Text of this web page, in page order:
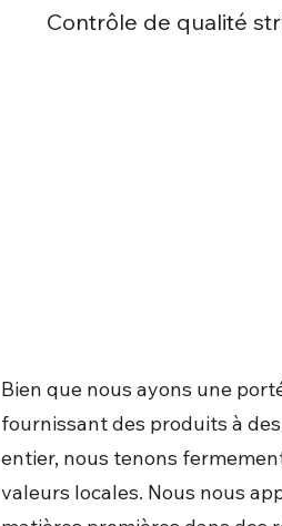
Contrôle de qualité
Bien que nous ayons une
fournissant des produits à
entier, nous tenons
valeurs locales. Nous nous